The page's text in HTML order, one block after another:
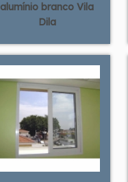
alumínio branco Vila
Dila